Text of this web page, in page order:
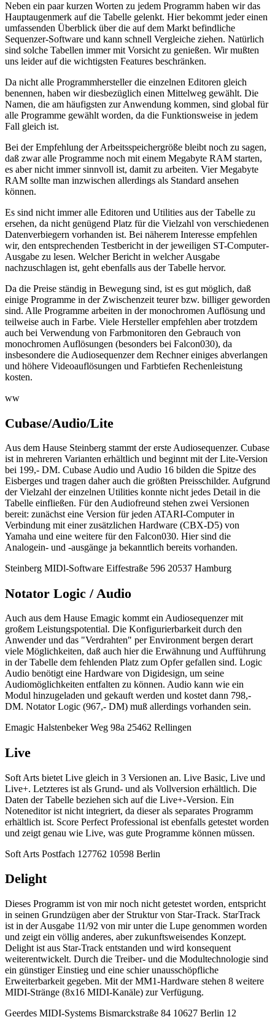
Neben ein paar kurzen Worten zu jedem Programm haben wir das
Hauptaugenmerk auf die Tabelle gelenkt. Hier bekommt jeder einen
umfassenden Überblick über die auf dem Markt befindliche
Sequenzer-Software und kann schnell Vergleiche ziehen. Natürlich
sind solche Tabellen immer mit Vorsicht zu genießen. Wir mußten
uns leider auf die wichtigsten Features beschränken.
Da nicht alle Programmhersteller die einzelnen Editoren gleich
benennen, haben wir diesbezüglich einen Mittelweg gewählt. Die
Namen, die am häufigsten zur Anwendung kommen, sind global für
alle Programme gewählt worden, da die Funktionsweise in jedem
Fall gleich ist.
Bei der Empfehlung der Arbeitsspeichergröße bleibt noch zu sagen,
daß zwar alle Programme noch mit einem Megabyte RAM starten,
es aber nicht immer sinnvoll ist, damit zu arbeiten. Vier Megabyte
RAM sollte man inzwischen allerdings als Standard ansehen
können.
Es sind nicht immer alle Editoren und Utilities aus der Tabelle zu
ersehen, da nicht genügend Platz für die Vielzahl von verschiedenen
Datenverbiegern vorhanden ist. Bei näherem Interesse empfehlen
wir, den entsprechenden Testbericht in der jeweiligen ST-Computer-
Ausgabe zu lesen. Welcher Bericht in welcher Ausgabe
nachzuschlagen ist, geht ebenfalls aus der Tabelle hervor.
Da die Preise ständig in Bewegung sind, ist es gut möglich, daß
einige Programme in der Zwischenzeit teurer bzw. billiger geworden
sind. Alle Programme arbeiten in der monochromen Auflösung und
teilweise auch in Farbe. Viele Hersteller empfehlen aber trotzdem
auch bei Verwendung von Farbmonitoren den Gebrauch von
monochromen Auflösungen (besonders bei Falcon030), da
insbesondere die Audiosequenzer dem Rechner einiges abverlangen
und höhere Videoauflösungen und Farbtiefen Rechenleistung
kosten.
ww
Cubase/Audio/Lite
Aus dem Hause Steinberg stammt der erste Audiosequenzer. Cubase
ist in mehreren Varianten erhältlich und beginnt mit der Lite-Version
bei 199,- DM. Cubase Audio und Audio 16 bilden die Spitze des
Eisberges und tragen daher auch die größten Preisschilder. Aufgrund
der Vielzahl der einzelnen Utilities konnte nicht jedes Detail in die
Tabelle einfließen. Für den Audiofreund stehen zwei Versionen
bereit: zunächst eine Version für jeden ATARI-Computer in
Verbindung mit einer zusätzlichen Hardware (CBX-D5) von
Yamaha und eine weitere für den Falcon030. Hier sind die
Analogein- und -ausgänge ja bekanntlich bereits vorhanden.
Steinberg MIDl-Software Eiffestraße 596 20537 Hamburg
Notator Logic / Audio
Auch aus dem Hause Emagic kommt ein Audiosequenzer mit
großem Leistungspotential. Die Konfigurierbarkeit durch den
Anwender und das "Verdrahten" per Environment bergen derart
viele Möglichkeiten, daß auch hier die Erwähnung und Aufführung
in der Tabelle dem fehlenden Platz zum Opfer gefallen sind. Logic
Audio benötigt eine Hardware von Digidesign, um seine
Audiomöglichkeiten entfalten zu können. Audio kann wie ein
Modul hinzugeladen und gekauft werden und kostet dann 798,-
DM. Notator Logic (967,- DM) muß allerdings vorhanden sein.
Emagic Halstenbeker Weg 98a 25462 Rellingen
Live
Soft Arts bietet Live gleich in 3 Versionen an. Live Basic, Live und
Live+. Letzteres ist als Grund- und als Vollversion erhältlich. Die
Daten der Tabelle beziehen sich auf die Live+-Version. Ein
Noteneditor ist nicht integriert, da dieser als separates Programm
erhältlich ist. Score Perfect Professional ist ebenfalls getestet worden
und zeigt genau wie Live, was gute Programme können müssen.
Soft Arts Postfach 127762 10598 Berlin
Delight
Dieses Programm ist von mir noch nicht getestet worden, entspricht
in seinen Grundzügen aber der Struktur von Star-Track. StarTrack
ist in der Ausgabe 11/92 von mir unter die Lupe genommen worden
und zeigt ein völlig anderes, aber zukunftsweisendes Konzept.
Delight ist aus Star-Track entstanden und wird konsequent
weiterentwickelt. Durch die Treiber- und die Modultechnologie sind
ein günstiger Einstieg und eine schier unausschöpfliche
Erweiterbarkeit gegeben. Mit der MM1-Hardware stehen 8 weitere
MIDI-Stränge (8x16 MIDI-Kanäle) zur Verfügung.
Geerdes MIDI-Systems Bismarckstraße 84 10627 Berlin 12